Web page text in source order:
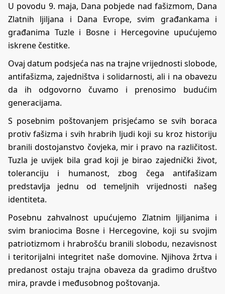
U povodu 9. maja, Dana pobjede nad fašizmom, Dana
Zlatnih ljiljana i Dana Evrope, svim građankama i
građanima Tuzle i Bosne i Hercegovine upućujemo
iskrene čestitke.
Ovaj datum podsjeća nas na trajne vrijednosti slobode,
antifašizma, zajedništva i solidarnosti, ali i na obavezu
da ih odgovorno čuvamo i prenosimo budućim
generacijama.
S posebnim poštovanjem prisjećamo se svih boraca
protiv fašizma i svih hrabrih ljudi koji su kroz historiju
branili dostojanstvo čovjeka, mir i pravo na različitost.
Tuzla je uvijek bila grad koji je birao zajednički život,
toleranciju i humanost, zbog čega antifašizam
predstavlja jednu od temeljnih vrijednosti našeg
identiteta.
Posebnu zahvalnost upućujemo Zlatnim ljiljanima i
svim braniocima Bosne i Hercegovine, koji su svojim
patriotizmom i hrabrošću branili slobodu, nezavisnost
i teritorijalni integritet naše domovine. Njihova žrtva i
predanost ostaju trajna obaveza da gradimo društvo
mira, pravde i međusobnog poštovanja.